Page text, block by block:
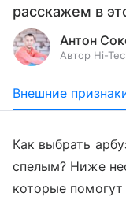
расскажем в
Антон
Автор Hi-
Внешние
Как выбрать
спелым? Ниже
которые помогут